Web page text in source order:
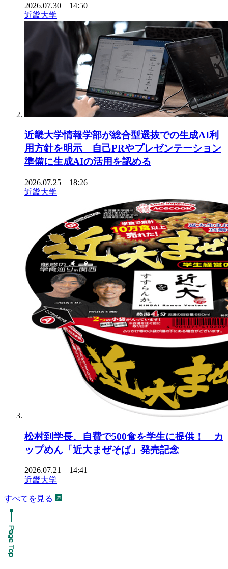
2026.07.30 14:50
近畿大学
近畿大学情報学部が総合型選抜での生成AI利
用方針を明示 自己PRやプレゼンテーション
準備に生成AIの活用を認める
2026.07.25 18:26
近畿大学
松村到学長、自費で500食を学生に提供！ カ
ップめん「近大まぜそば」発売記念
2026.07.21 14:41
近畿大学
すべてを見る